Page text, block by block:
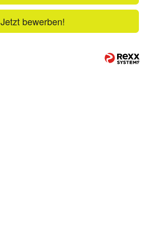
Jetzt bewerben!